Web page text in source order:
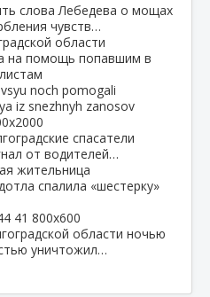
слова Лебедева о мощах
чувств…
области
на помощь попавшим в
спасатели
от водителей…
жительница
спалила «шестерку»
области ночью
уничтожил…